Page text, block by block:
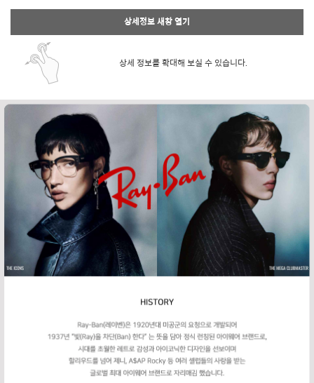
상세정보 새창 열기
상세 정보를 확대해 보실 수 있습니다.